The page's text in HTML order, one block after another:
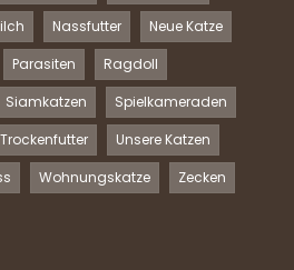
Nassfutter
Neue Katze
Parasiten
Ragdoll
Siamkatzen
Spielkameraden
Trockenfutter
Unsere Katzen
Wohnungskatze
Zecken